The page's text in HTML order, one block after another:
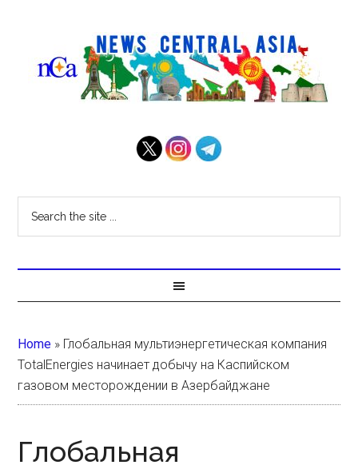
Home » Глобальная мультиэнергетическая компания
TotalEnergies начинает добычу на Каспийском
газовом месторождении в Азербайджане
Глобальная